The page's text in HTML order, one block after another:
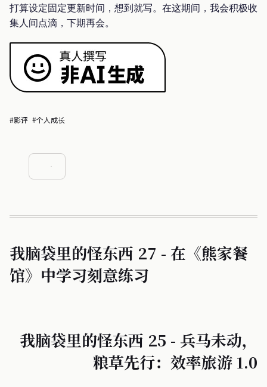
打算设定固定更新时间，想到就写。在这期间，我会积极收
集人间点滴，下期再会。
#影评 #个人成长
我脑袋里的怪东西 27 - 在《熊家餐
馆》中学习刻意练习
我脑袋里的怪东西 25 - 兵马未动，
粮草先行：效率旅游 1.0